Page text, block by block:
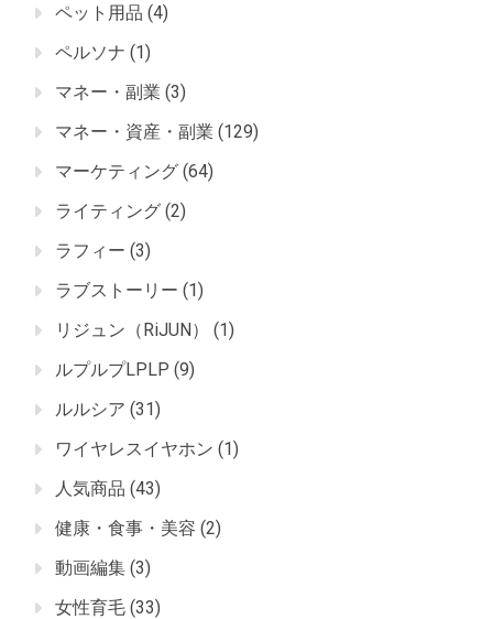
ペット用品 (4)
ペルソナ (1)
マネー・副業 (3)
マネー・資産・副業 (129)
マーケティング (64)
ライティング (2)
ラフィー (3)
ラブストーリー (1)
リジュン（RiJUN）
(1)
ルプルプLPLP (9)
ルルシア (31)
ワイヤレスイヤホン (1)
人気商品 (43)
健康・食事・美容 (2)
動画編集 (3)
女性育毛 (33)